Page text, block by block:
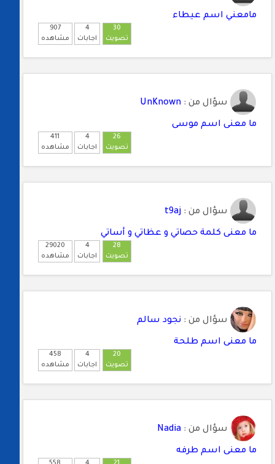
مامعني اسم عيطاء
907
مشاهده
4
اجابات
30
تصويت
سؤال من : UnKnown
ما معنى اسم موسى
411
مشاهده
4
اجابات
26
تصويت
سؤال من : t9aj
ما معنى كلمة حصاتي و عظاتي و أساتي
29020
مشاهده
4
اجابات
28
تصويت
سؤال من : نجود سالم
ما معنى اسم طلحة
458
مشاهده
4
اجابات
20
تصويت
سؤال من : Nadia
ما معنى اسم طرفه